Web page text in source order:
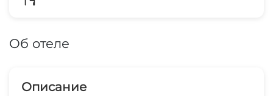
Об отеле
Описание